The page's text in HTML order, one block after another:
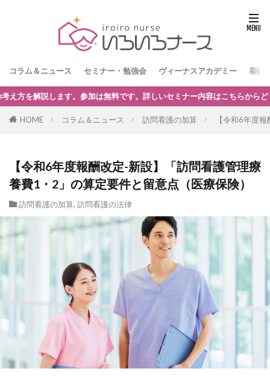
コラム＆ニュース セミナー・勉強会 ヴィーナスアカデミー 看護
らどうぞ。
HOME コラム＆ニュース 訪問看護の加算 【令和6年度
【令和6年度報酬改定-新設】「訪問看護管理療
養費1・2」の算定要件と留意点（医療保険）
訪問看護の加算, 訪問看護の法律